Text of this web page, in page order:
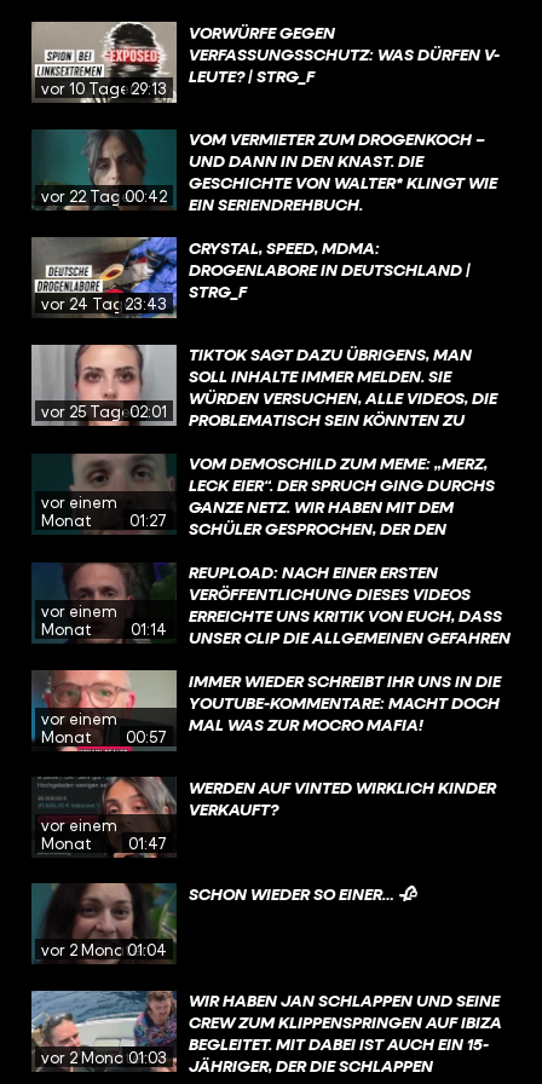
vor 10 Tagen29:13
VORWÜRFE GEGEN
VERFASSUNGSSCHUTZ: WAS DÜRFEN V-
LEUTE? | STRG_F
vor 22 Tagen00:42
VOM VERMIETER ZUM DROGENKOCH –
UND DANN IN DEN KNAST. DIE
GESCHICHTE VON WALTER* KLINGT WIE
EIN SERIENDREHBUCH.
vor 24 Tagen23:43
CRYSTAL, SPEED, MDMA:
DROGENLABORE IN DEUTSCHLAND |
STRG_F
vor 25 Tagen02:01
TIKTOK SAGT DAZU ÜBRIGENS, MAN
SOLL INHALTE IMMER MELDEN. SIE
WÜRDEN VERSUCHEN, ALLE VIDEOS, DIE
PROBLEMATISCH SEIN KÖNNTEN ZU
DAVON HABEN UND AUCH SELBST AKTIV
INHALTE FILTERN, DIE GEGEN DIE
RICHTLINIEN VERSTOSSEN.
vor einem
Monat
01:27
VOM DEMOSCHILD ZUM MEME: „MERZ,
LECK EIER“. DER SPRUCH GING DURCHS
GANZE NETZ. WIR HABEN MIT DEM
SCHÜLER GESPROCHEN, DER DEN
GEFRAGT: WARUM?
vor einem
Monat
01:14
REUPLOAD: NACH EINER ERSTEN
VERÖFFENTLICHUNG DIESES VIDEOS
ERREICHTE UNS KRITIK VON EUCH, DASS
UNSER CLIP DIE ALLGEMEINEN GEFAHREN
HABEN WIR EINIGE NACHRICHTEN
BEKOMMEN, IN DENEN IHR EIGENE
UNFÄLLE GESCHILDERT HABT.
vor einem
Monat
00:57
IMMER WIEDER SCHREIBT IHR UNS IN DIE
YOUTUBE-KOMMENTARE: MACHT DOCH
MAL WAS ZUR MOCRO MAFIA!
vor einem
Monat
01:47
WERDEN AUF VINTED WIRKLICH KINDER
VERKAUFT?
vor 2 Monaten
01:04
SCHON WIEDER SO EINER… 🥀
vor 2 Monaten
01:03
WIR HABEN JAN SCHLAPPEN UND SEINE
CREW ZUM KLIPPENSPRINGEN AUF IBIZA
BEGLEITET. MIT DABEI IST AUCH EIN 15-
JÄHRIGER, DER DIE SCHLAPPEN